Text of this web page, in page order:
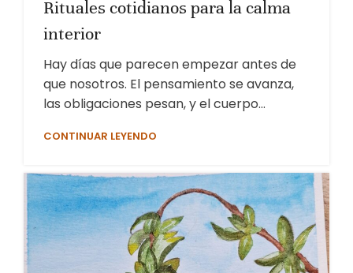
Rituales cotidianos para la calma
interior
Hay días que parecen empezar antes de
que nosotros. El pensamiento se avanza,
las obligaciones pesan, y el cuerpo...
CONTINUAR LEYENDO